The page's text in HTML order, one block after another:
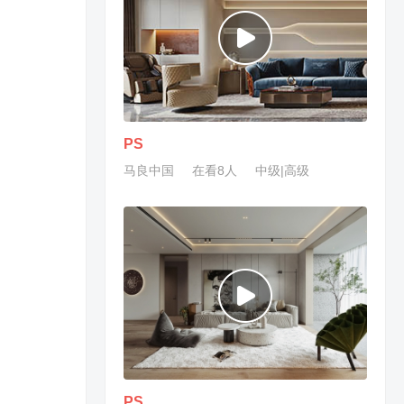
PS
马良中国 在看8人 中级|高级